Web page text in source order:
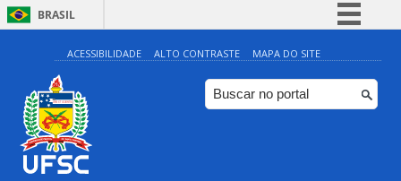
BRASIL
Simplifique!
Comunica BR
Participe
ACESSIBILIDADE ALTO CONTRASTE MAPA DO SITE